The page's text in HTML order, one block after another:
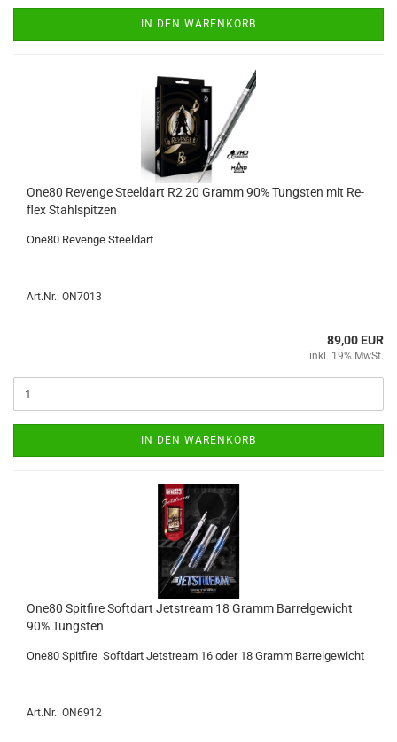
IN DEN WARENKORB
One80 Re­ven­ge Steeld­art R2 20 Gramm 90% Tungs­ten mit Re­
flex Stahl­spit­zen
One80 Re­ven­ge Steeld­art
Art.Nr.: ON7013
89,00 EUR
inkl. 19% MwSt.
IN DEN WARENKORB
One80 Spit­fire Softdart Jet­stream 18 Gramm Bar­rel­ge­wicht
90% Tungs­ten
One80 Spit­fire Softdart Jet­stream 16 oder 18 Gramm Bar­rel­ge­wicht
Art.Nr.: ON6912